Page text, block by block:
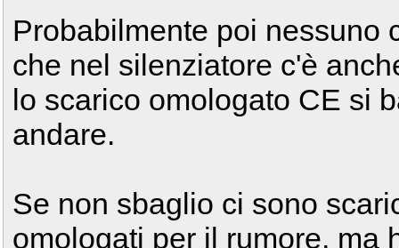
Probabilmente poi nessuno
che nel silenziatore c'è
lo scarico omologato CE si
andare.
Se non sbaglio ci sono
omologati per il rumore, ma